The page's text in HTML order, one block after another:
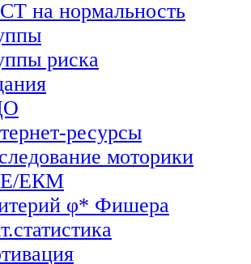
на нормальность
риска
ресурсы
моторики
ЕКМ
φ* Фишера